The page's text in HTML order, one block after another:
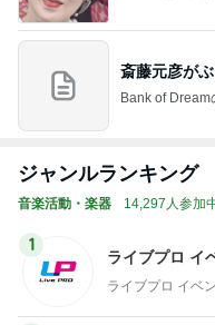
斎藤元彦が
Bank of Dream
ジャンルランキング
音楽活動・楽器 14,297人参加
1
ライブプロ イ
ライブプロ イベ